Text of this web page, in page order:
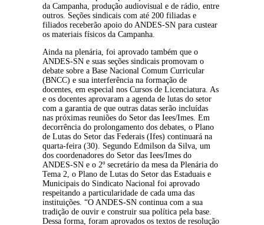
da Campanha, produção audiovisual e de rádio, entre
outros. Seções sindicais com até 200 filiadas e
filiados receberão apoio do ANDES-SN para custear
os materiais físicos da Campanha.
Ainda na plenária, foi aprovado também que o
ANDES-SN e suas seções sindicais promovam o
debate sobre a Base Nacional Comum Curricular
(BNCC) e sua interferência na formação de
docentes, em especial nos Cursos de Licenciatura. As
e os docentes aprovaram a agenda de lutas do setor
com a garantia de que outras datas serão incluídas
nas próximas reuniões do Setor das Iees/Imes. Em
decorrência do prolongamento dos debates, o Plano
de Lutas do Setor das Federais (Ifes) continuará na
quarta-feira (30). Segundo Edmilson da Silva, um
dos coordenadores do Setor das Iees/Imes do
ANDES-SN e o 2º secretário da mesa da Plenária do
Tema 2, o Plano de Lutas do Setor das Estaduais e
Municipais do Sindicato Nacional foi aprovado
respeitando a particularidade de cada uma das
instituições. “O ANDES-SN continua com a sua
tradição de ouvir e construir sua política pela base.
Dessa forma, foram aprovados os textos de resolução